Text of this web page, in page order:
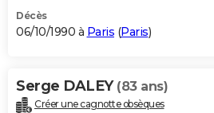
Décès
06/10/1990 à Paris (Paris)
Serge DALEY (83 ans)
Créer une cagnotte obsèques